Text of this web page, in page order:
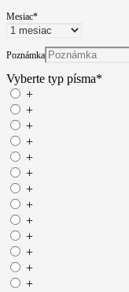
Mesiac*
Poznámka
Vyberte typ písma*
+
+
+
+
+
+
+
+
+
+
+
+
+